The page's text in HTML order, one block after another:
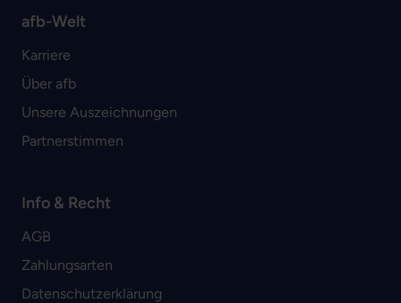
afb-Welt
Karriere
Über afb
Unsere Auszeichnungen
Partnerstimmen
Info & Recht
AGB
Zahlungsarten
Datenschutzerklärung